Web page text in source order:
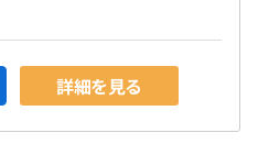
詳細を見る